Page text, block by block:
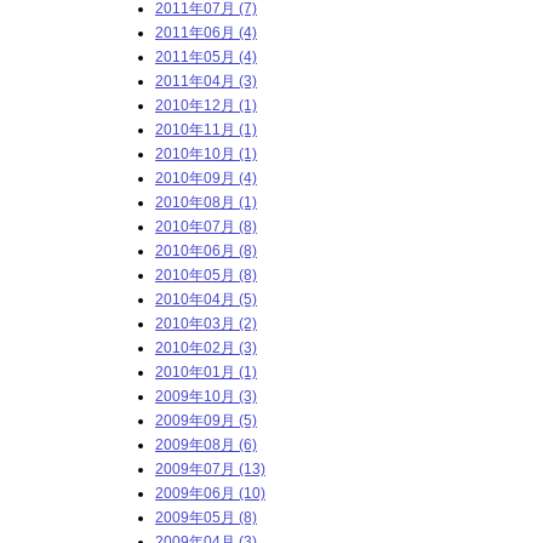
2011年07月 (7)
2011年06月 (4)
2011年05月 (4)
2011年04月 (3)
2010年12月 (1)
2010年11月 (1)
2010年10月 (1)
2010年09月 (4)
2010年08月 (1)
2010年07月 (8)
2010年06月 (8)
2010年05月 (8)
2010年04月 (5)
2010年03月 (2)
2010年02月 (3)
2010年01月 (1)
2009年10月 (3)
2009年09月 (5)
2009年08月 (6)
2009年07月 (13)
2009年06月 (10)
2009年05月 (8)